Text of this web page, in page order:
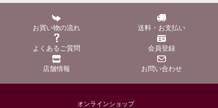
お買い物の流れ 送料・お支払い
よくあるご質問 会員登録
店舗情報 お問い合わせ
オンラインショップ